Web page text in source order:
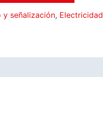
y señalización, Electricidad